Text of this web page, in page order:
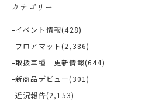
カテゴリー
イベント情報(428)
フロアマット (2,386)
取扱車種 更新情報(644)
新商品デビュー(301)
近況報告(2,153)